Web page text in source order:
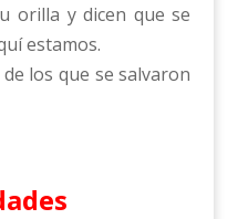
orilla y dicen que se
estamos.
los que se salvaron